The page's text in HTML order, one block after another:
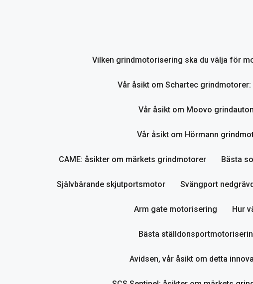
Vilken grindmotorisering ska du välja för
Vår åsikt om Schartec grindmotorer:
Vår åsikt om Moovo
Vår åsikt om Hörmann
CAME: åsikter om märkets grindmotorer Bästa
Självbärande skjutportsmotor Svängport
Arm gate motorisering Hur
Bästa
Avidsen, vår åsikt om detta